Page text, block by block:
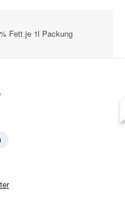
Fett je 1l Packung